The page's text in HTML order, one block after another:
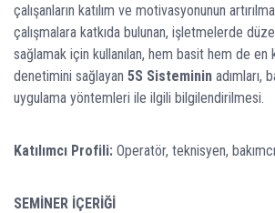
çalışanların katılım ve motivasyonunun
çalışmalara katkıda bulunan, işletmelerde
sağlamak için kullanılan, hem basit hem de en
denetimini sağlayan 5S Sisteminin adımları,
uygulama yöntemleri ile ilgili bilgilendirilmesi.
Katılımcı Profili: Operatör, teknisyen,
SEMİNER İÇERİĞİ